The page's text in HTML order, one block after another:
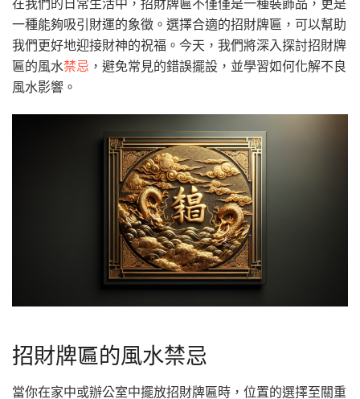
在我們的日常生活中，招財牌匾不僅僅是一種裝飾品，更是
一種能夠吸引財運的象徵。選擇合適的招財牌匾，可以幫助
我們更好地迎接財神的祝福。今天，我們將深入探討招財牌
匾的風水禁忌 ，避免常見的錯誤擺設，並學習如何化解不良
風水影響。
招財牌匾的風水禁忌
當你在家中或辦公室中擺放招財牌匾時，位置的選擇至關重